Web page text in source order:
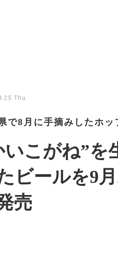
Thu
で8月に手摘みしたホッ
いこがね”を
ビールを9
売